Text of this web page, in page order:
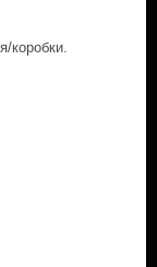
коробки.